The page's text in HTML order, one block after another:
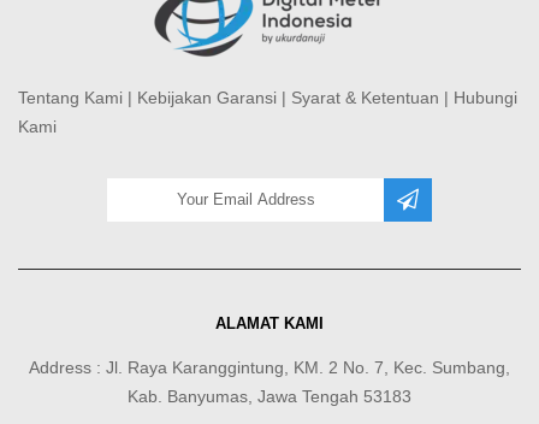
Tentang Kami | Kebijakan Garansi | Syarat & Ketentuan | Hubungi
Kami
ALAMAT KAMI
Address : Jl. Raya Karanggintung, KM. 2 No. 7, Kec. Sumbang,
Kab. Banyumas, Jawa Tengah 53183